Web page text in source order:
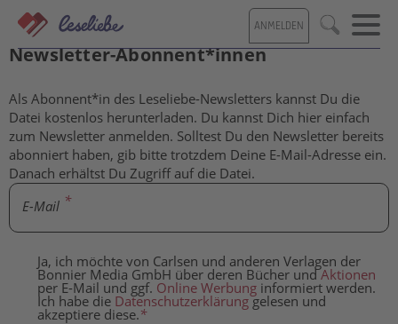
Direkt
zum
Inhalt
ANMELDEN Suche
Kostenlose Inhalte für Leseliebe-
Newsletter-Abonnent*innen
Als Abonnent*in des Leseliebe-Newsletters kannst Du die
Datei kostenlos herunterladen. Du kannst Dich hier einfach
zum Newsletter anmelden. Solltest Du den Newsletter bereits
abonniert haben, gib bitte trotzdem Deine E-Mail-Adresse ein.
Danach erhältst Du Zugriff auf die Datei.
E-Mail
Ja, ich möchte von Carlsen und anderen Verlagen der
Bonnier Media GmbH über deren Bücher undAktionen
per E-Mail und ggf. Online Werbung informiert werden.
Ich habe die Datenschutzerklärunggelesen und
akzeptiere diese.*